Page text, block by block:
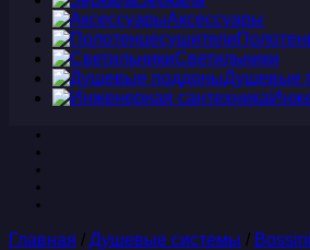
Аксессуары
Светильники
Душевые
Главная / Душевые системы / Bossini